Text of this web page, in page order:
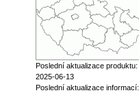
Poslední aktualizace produktu:
2025-06-13
Poslední aktualizace informací: